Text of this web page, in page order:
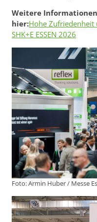
Weitere Informationen
hier:Hohe Zufriedenheit
SHK+E ESSEN 2026
Foto: Armin Huber / Messe